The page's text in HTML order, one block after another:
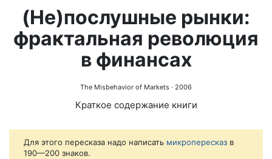
(Не)послушные рынки:
фрактальная революция
в финансах
The Misbehavior of Markets · 2006
Краткое содержание книги
Для этого пересказа надо написать микропересказ в
190—200 знаков.